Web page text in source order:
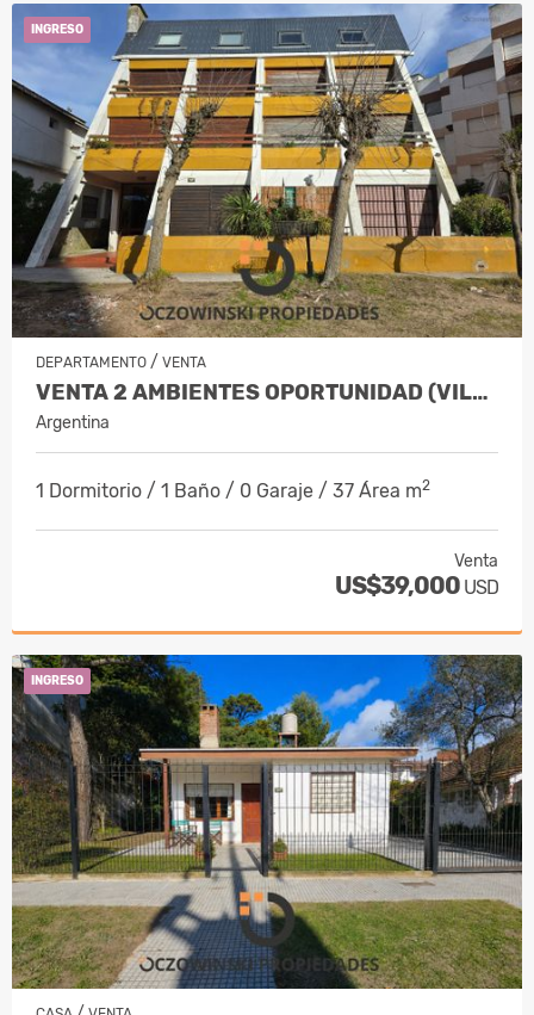
INGRESO
DEPARTAMENTO / VENTA
VENTA 2 AMBIENTES OPORTUNIDAD (VILLA GESELL)
Argentina
1 Dormitorio / 1 Baño / 0 Garaje / 37 Área m2
Venta
US$39,000 USD
INGRESO